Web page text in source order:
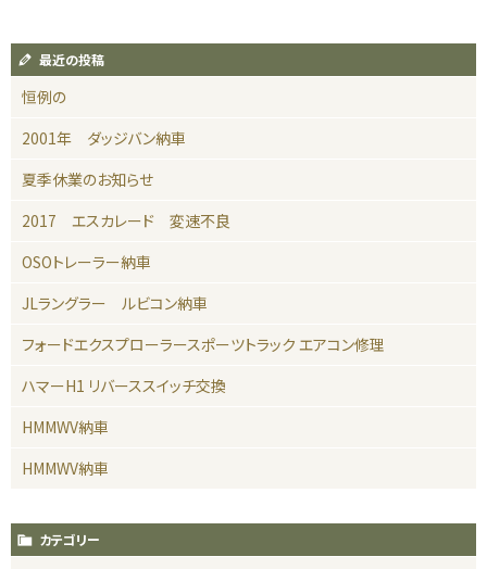
最近の投稿
恒例の
2001年 ダッジバン納車
夏季休業のお知らせ
2017 エスカレード 変速不良
OSOトレーラー納車
JLラングラー ルビコン納車
フォードエクスプローラースポーツトラック エアコン修理
ハマーH1 リバーススイッチ交換
HMMWV納車
HMMWV納車
カテゴリー